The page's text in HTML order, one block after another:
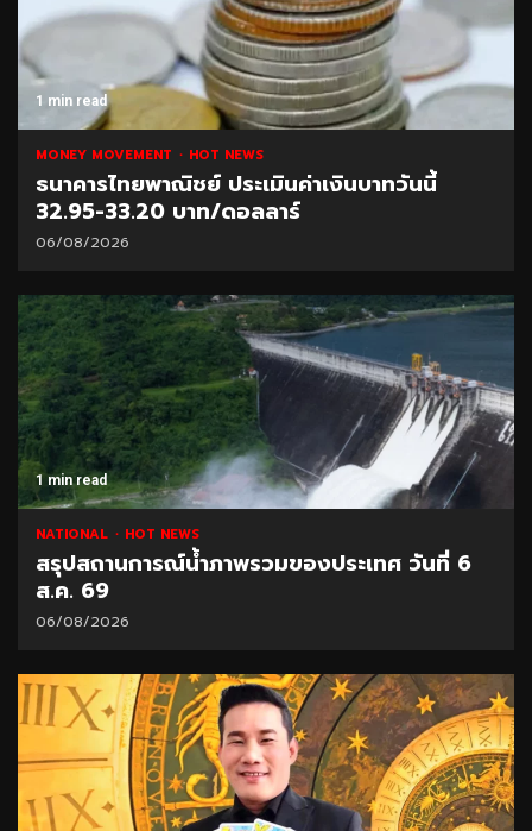
1 min read
MONEY MOVEMENT HOT NEWS
ธนาคารไทยพาณิชย์ ประเมินค่าเงินบาทวันนี้
32.95-33.20 บาท/ดอลลาร์
06/08/2026
1 min read
NATIONAL HOT NEWS
สรุปสถานการณ์น้ำภาพรวมของประเทศ วันที่ 6
ส.ค. 69
06/08/2026